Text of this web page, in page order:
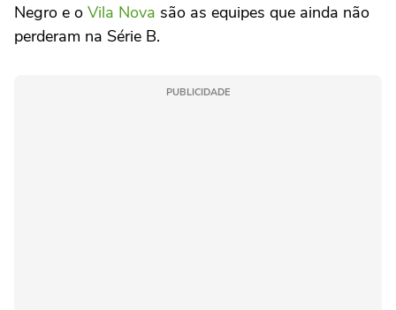
Negro e o Vila Nova são as equipes que ainda não
perderam na Série B.
PUBLICIDADE